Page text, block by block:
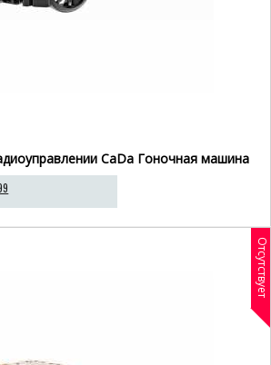
CaDa Гоночная машина
Отсутствует